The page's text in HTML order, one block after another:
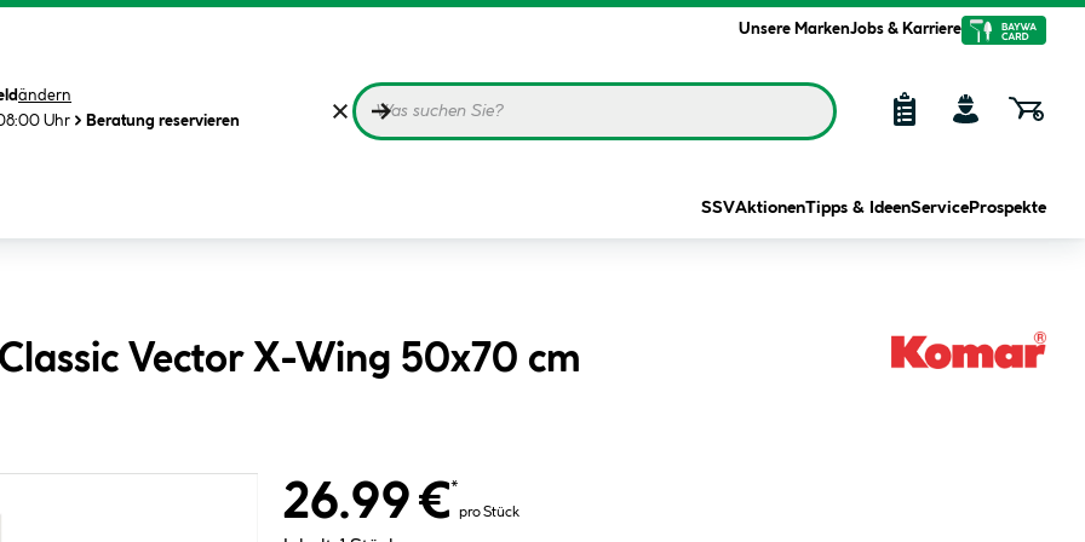
Unsere MarkenJobs & Karriere
ändern
Uhr
Beratung reservieren
SSVAktionenTipps & IdeenService Prospekte
Vector X-Wing 50x70 cm
26.99 €*
pro Stück